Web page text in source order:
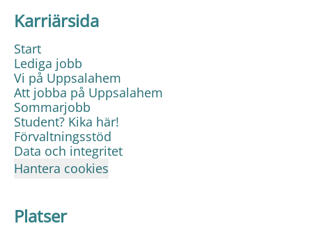
Karriärsida
Start
Lediga jobb
Vi på Uppsalahem
Att jobba på Uppsalahem
Sommarjobb
Student? Kika här!
Förvaltningsstöd
Data och integritet
Hantera cookies
Platser